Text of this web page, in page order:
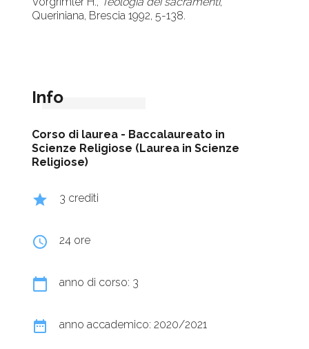
Queriniana, Brescia 1992, 5-138.
Info
Corso di laurea - Baccalaureato in
Scienze Religiose (Laurea in Scienze
Religiose)
grade 3 crediti
query_builder 24 ore
calendar_today anno di corso: 3
date_range anno accademico: 2020/2021